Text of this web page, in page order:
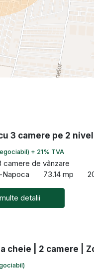
3 camere pe 2
+ 21% TVA
camere de vânzare
Napoca
73.14 mp
detalii
cheie | 2 camere |